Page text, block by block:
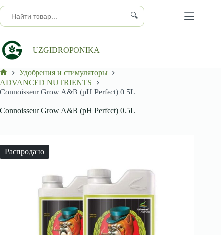
к
сути
🔍
UZGIDROPONIKA
Главная
Удобрения и стимуляторы
ADVANCED NUTRIENTS
Connoisseur Grow A&B (pH Perfect) 0.5L
Connoisseur Grow A&B (pH Perfect) 0.5L
Распродано